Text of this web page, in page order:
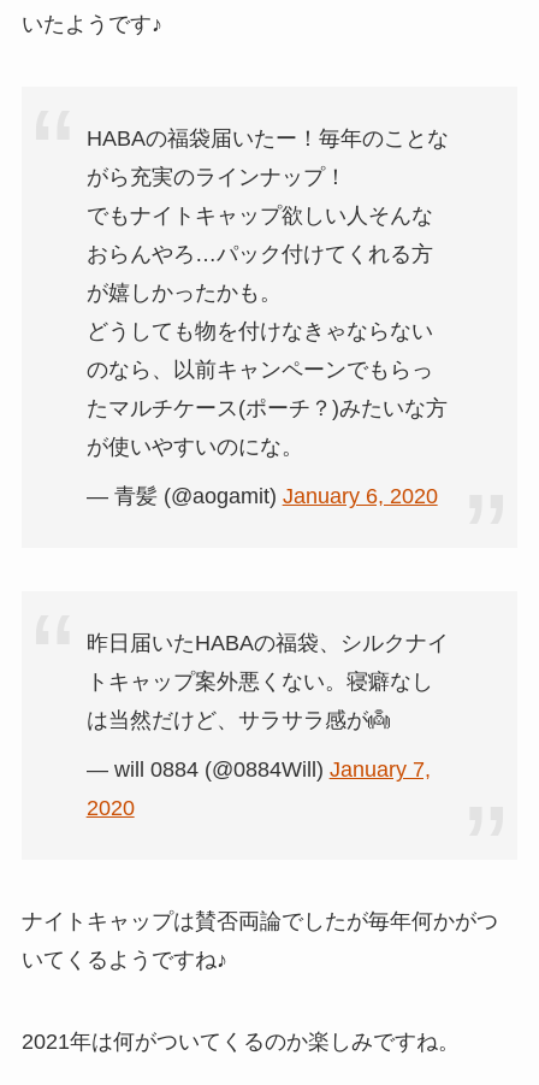
いたようです♪
HABAの福袋届いたー！毎年のことな
がら充実のラインナップ！
でもナイトキャップ欲しい人そんな
おらんやろ…パック付けてくれる方
が嬉しかったかも。
どうしても物を付けなきゃならない
のなら、以前キャンペーンでもらっ
たマルチケース(ポーチ？)みたいな方
が使いやすいのにな。
— 青髪 (@aogamit) January 6, 2020
昨日届いたHABAの福袋、シルクナイ
トキャップ案外悪くない。寝癖なし
は当然だけど、サラサラ感が👼
— will 0884 (@0884Will) January 7,
2020
ナイトキャップは賛否両論でしたが毎年何かがつ
いてくるようですね♪
2021年は何がついてくるのか楽しみですね。